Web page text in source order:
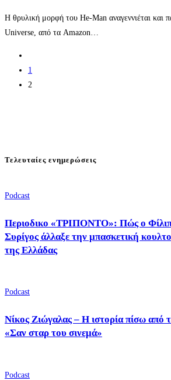
Η θρυλική μορφή του He-Man αναγεννιέται
Universe, από τα Amazon…
1
2
Τελευταίες ενημερώσεις
Podcast
Περιοδικο «ΤΡΙΠΟΝΤΟ»: Πώς ο
Συρίγος άλλαξε την μπασκετική
της Ελλάδας
Podcast
Νίκος Ζιώγαλας – Η ιστορία πίσω από
«Σαν σταρ του σινεμά»
Podcast